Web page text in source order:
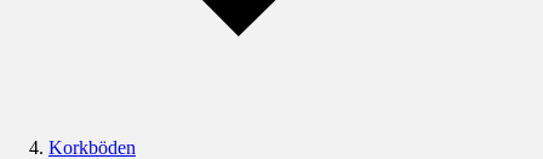
Korkböden